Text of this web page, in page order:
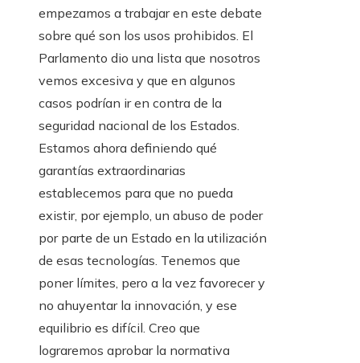
empezamos a trabajar en este debate
sobre qué son los usos prohibidos. El
Parlamento dio una lista que nosotros
vemos excesiva y que en algunos
casos podrían ir en contra de la
seguridad nacional de los Estados.
Estamos ahora definiendo qué
garantías extraordinarias
establecemos para que no pueda
existir, por ejemplo, un abuso de poder
por parte de un Estado en la utilización
de esas tecnologías. Tenemos que
poner límites, pero a la vez favorecer y
no ahuyentar la innovación, y ese
equilibrio es difícil. Creo que
lograremos aprobar la normativa